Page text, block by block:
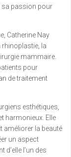
sa passion pour
Catherine Nay
rhinoplastie, la
mammaire.
pour
de traitement
esthétiques,
harmonieux. Elle
améliorer la beauté
un aspect
l’un des